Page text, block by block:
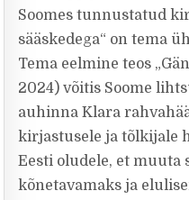
Soomes tunnustatud
sääskedega“ on tema
Tema eelmine teos
2024) võitis Soome
auhinna Klara
kirjastusele ja tõlkijale
Eesti oludele, et muuta
kõnetavamaks ja